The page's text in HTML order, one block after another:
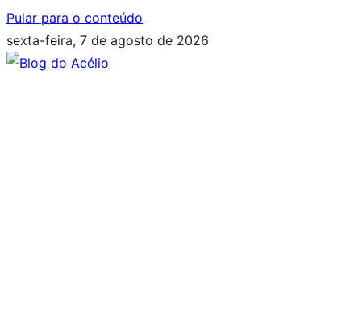
Pular para o conteúdo
sexta-feira, 7 de agosto de 2026